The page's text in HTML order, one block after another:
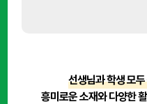
선생님과 학생 모
흥미로운 소재와 다양한